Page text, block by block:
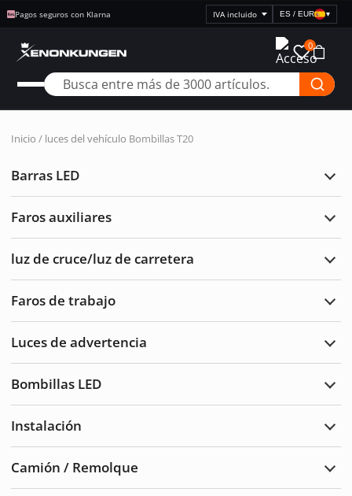
Pagos seguros con Klarna
Seleccionar
visualización
precios
ES / EUR ▾
0
Inicio / luces del vehículo Bombillas T20
Barras LED
Faros auxiliares
luz de cruce/luz de carretera
Faros de trabajo
Luces de advertencia
Bombillas LED
Instalación
Camión / Remolque